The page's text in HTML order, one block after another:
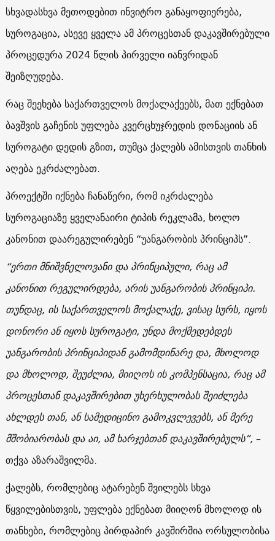
სხვადასხვა მეთოდებით ინვიტრო განაყოფიერება,
სუროგაცია, ასევე ყველა ამ პროცესთან დაკავშირებული
პროცედურა 2024 წლის პირველი იანვრიდან
შეიზღუდება.
რაც შეეხება საქართველოს მოქალაქეებს, მათ ექნებათ
ბავშვის გაჩენის უფლება კვერცხუჯრედის დონაციის ან
სუროგატი დედის გზით, თუმცა ქალებს ამისთვის თანხის
აღება ეკრძალებათ.
პროექტში იქნება ჩანაწერი, რომ იკრძალება
სუროგაციაზე ყველანაირი ტიპის რეკლამა, ხოლო
კანონით დაარეგულირებენ “უანგარობის პრინციპს”.
“ერთი მნიშვნელოვანი და პრინციპული, რაც ამ
კანონით რეგულირდება, არის უანგარობის პრინციპი.
თუნდაც, ის საქართველოს მოქალაქე, ვისაც სურს, იყოს
დონორი ან იყოს სუროგატი, უნდა მოქმედებდეს
უანგარობის პრინციპიდან გამომდინარე და, მხოლოდ
და მხოლოდ, შეუძლია, მიიღოს ის კომპენსაცია, რაც ამ
პროცესთან დაკავშირებით უხერხულობას შეიძლება
ახლდეს თან, ან სამედიცინო გამოკვლევებს, ან მერე
მშობიარობას და აი, ამ ხარჯებთან დაკავშირებულს”, –
თქვა აზარაშვილმა.
ქალებს, რომლებიც ატარებენ შვილებს სხვა
წყვილებისთვის, უფლება ექნებათ მიიღონ მხოლოდ ის
თანხები, რომლებიც პირდაპირ კავშირშია ორსულობისა